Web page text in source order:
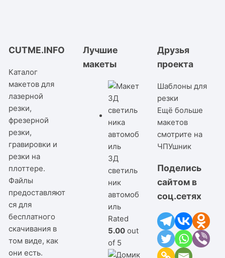
CUTME.INFO
Каталог
макетов для
лазерной
резки,
фрезерной
резки,
гравировки и
резки на
плоттере.
Файлы
предоставляют
ся для
бесплатного
скачивания в
том виде, как
они есть.
Лучшие
макеты
3Д
светиль
ник
автомоб
иль
Rated
5.00 out
of 5
Друзья
проекта
Шаблоны для
резки
Ещё больше
макетов
смотрите на
ЧПУшник
Поделись
сайтом в
соц.сетях